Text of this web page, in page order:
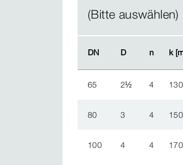
(Bitte auswählen)
DN D n k
DN D n k
65 2½ 4 130
80 3 4 150
100 4 4 170